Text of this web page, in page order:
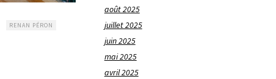
RENAN PÉRON
août 2025
juillet 2025
juin 2025
mai 2025
avril 2025